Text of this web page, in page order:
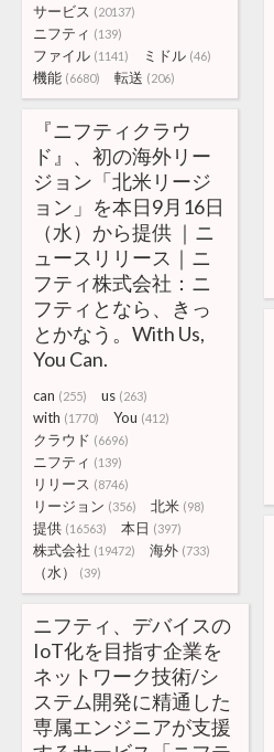
サービス (20137)
ニフティ (139)
ファイル (1141) ミドル (46)
機能 (6680) 転送 (206)
『ニフティクラウ
ド』、初の海外リー
ジョン「北米リージ
ョン」を本日9月16日
（水）から提供 ｜ニ
ュースリリース｜ニ
フティ株式会社：ニ
フティとなら、きっ
とかなう。With Us,
You Can.
can (255) us (263)
with (1770) You (412)
クラウド (6696)
ニフティ (139)
リリース (8746)
リージョン (356) 北米 (98)
提供 (16563) 本日 (397)
株式会社 (19472) 海外 (733)
（水） (39)
ニフティ、デバイスの
IoT化を目指す企業を
ネットワーク技術/シ
ステム開発に精通した
専属エンジニアが支援